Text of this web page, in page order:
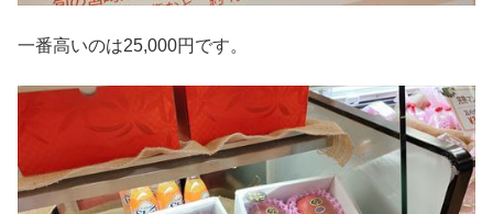
一番高いのは25,000円です。